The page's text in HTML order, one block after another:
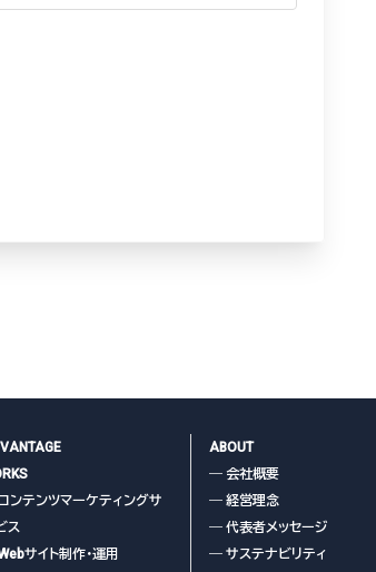
所、勤務先、クレジット番号、銀
ンテンツマーケティングサ
ス
サイト制作・運用
ABOUT
― 会社概要
― 経営理念
― 代表者メッセージ
― サステナビリティ